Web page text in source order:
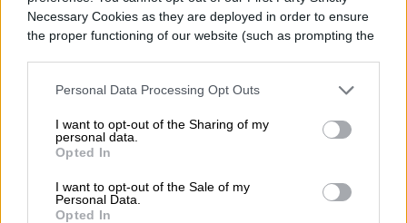
Necessary Cookies as they are deployed in order to ensure
the proper functioning of our website (such as prompting the
Personal Data Processing Opt Outs
I want to opt-out of the Sharing of my
personal data.
Opted In
I want to opt-out of the Sale of my
Personal Data.
Opted In
Lamborghini conmemorará los 60 años del
Miura con una edición especial de su